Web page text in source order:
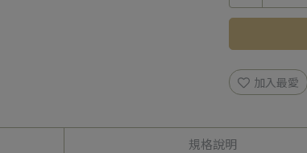
加入最愛
規格說明